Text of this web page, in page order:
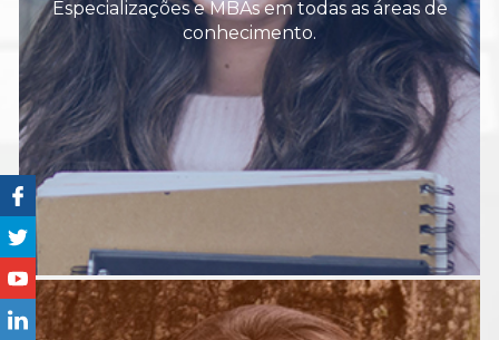
Especializações e MBAs em todas as áreas de
conhecimento.